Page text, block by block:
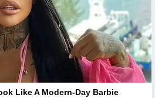
Like A Modern-Day Barbie